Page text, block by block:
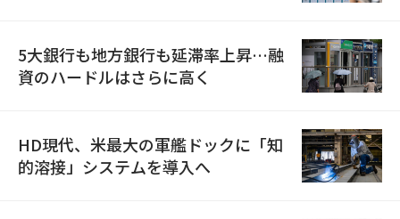
5大銀行も地方銀行も延滞率上昇…融
資のハードルはさらに高く
HD現代、米最大の軍艦ドックに「知
的溶接」システムを導入へ